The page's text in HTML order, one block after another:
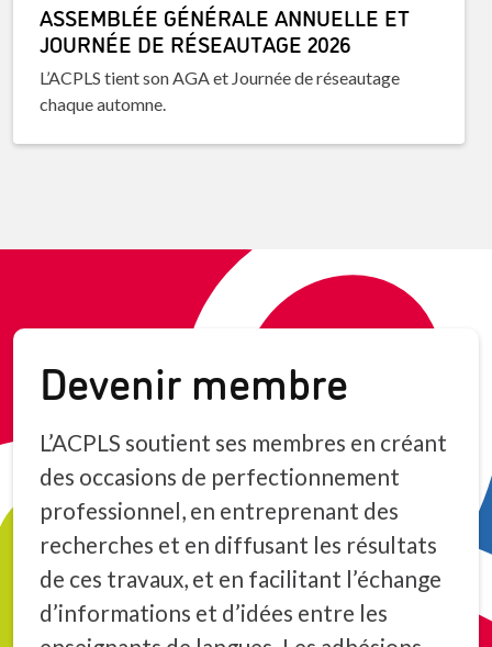
ASSEMBLÉE GÉNÉRALE ANNUELLE ET
JOURNÉE DE RÉSEAUTAGE 2026
L’ACPLS tient son AGA et Journée de réseautage
chaque automne.
Devenir membre
L’ACPLS soutient ses membres en créant
des occasions de perfectionnement
professionnel, en entreprenant des
recherches et en diffusant les résultats
de ces travaux, et en facilitant l’échange
d’informations et d’idées entre les